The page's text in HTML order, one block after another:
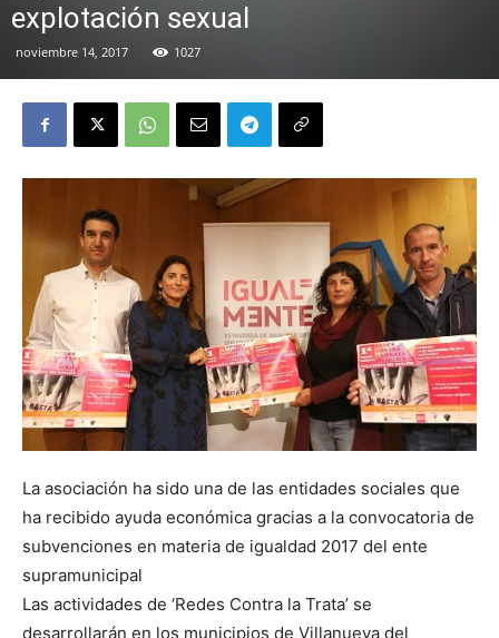
explotación sexual
noviembre 14, 2017 1027
La asociación ha sido una de las entidades sociales que
ha recibido ayuda económica gracias a la convocatoria de
subvenciones en materia de igualdad 2017 del ente
supramunicipal
Las actividades de ‘Redes Contra la Trata’ se
desarrollarán en los municipios de Villanueva del